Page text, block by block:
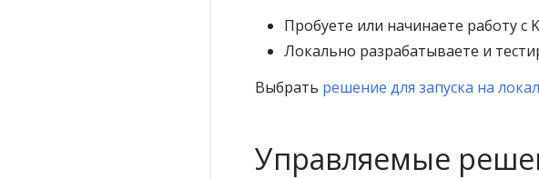
Пробуете или начинаете работу с
Локально разрабатываете и
Выбрать решение для запуска на
Управляемые